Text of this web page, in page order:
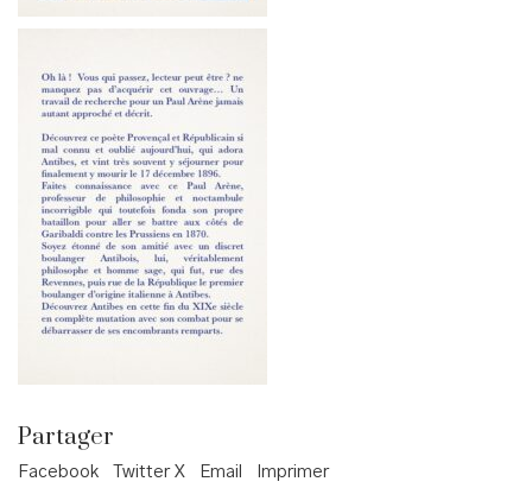
Partager
Facebook Twitter X Email Imprimer